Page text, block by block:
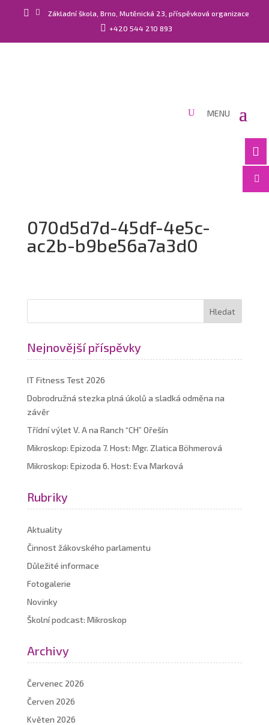
  Základní škola, Brno, Mutěnická 23, příspěvková organizace
 +420 544 210 893


070d5d7d-45df-4e5c-
ac2b-b9be56a7a3d0
Nejnovější příspěvky
IT Fitness Test 2026
Dobrodružná stezka plná úkolů a sladká odměna na
závěr
Třídní výlet V. A na Ranch “CH” Ořešín
Mikroskop: Epizoda 7. Host: Mgr. Zlatica Böhmerová
Mikroskop: Epizoda 6. Host: Eva Marková
Rubriky
Aktuality
Činnost žákovského parlamentu
Důležité informace
Fotogalerie
Novinky
Školní podcast: Mikroskop
Archivy
Červenec 2026
Červen 2026
Květen 2026